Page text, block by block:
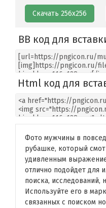
Скачать 256х256
BB код для
Html код для
Фото мужчины в
рубашке, который
удивленным
отлично подойдет для
поиска, исследований,
Используйте его в
связанных с поиском